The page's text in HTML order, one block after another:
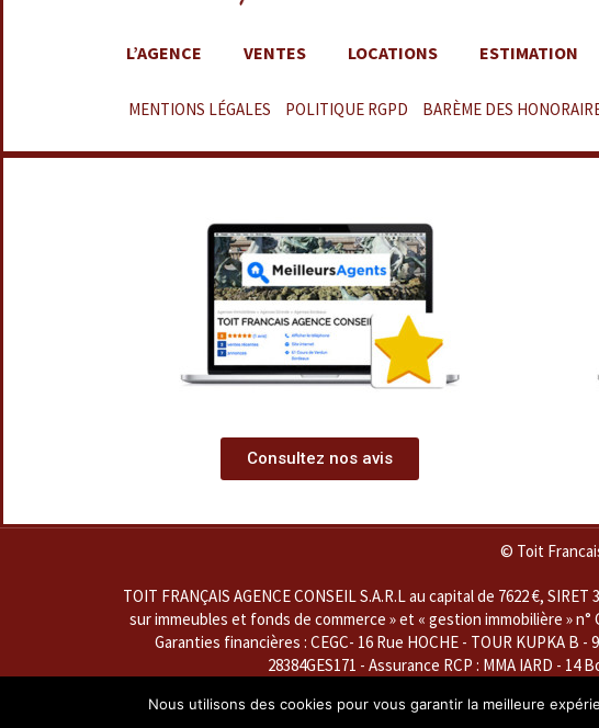
L’AGENCE VENTES LOCATIONS ESTIMATION
MENTIONS LÉGALES POLITIQUE RGPD BARÈME DES
Consultez nos avis
© Toit
TOIT FRANÇAIS AGENCE CONSEIL S.A.R.L au capital de 7622 €,
sur immeubles et fonds de commerce » et « gestion immobilière » n°
Garanties financières : CEGC- 16 Rue HOCHE - TOUR KUPKA B -
28384GES171 - Assurance RCP : MMA IARD - 14
titulaire de la carte professionnelle « Transaction sur immeubles et
Nous utilisons des cookies pour vous garantir la meilleure